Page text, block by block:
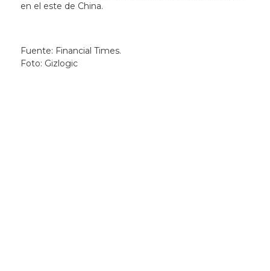
en el este de China.
Fuente: Financial Times.
Foto: Gizlogic